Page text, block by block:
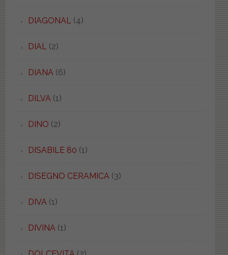
DIAGONAL (4)
DIAL (2)
DIANA (6)
DILVA (1)
DINO (2)
DISABILE 80 (1)
DISEGNO CERAMICA (3)
DIVA (1)
DIVINA (1)